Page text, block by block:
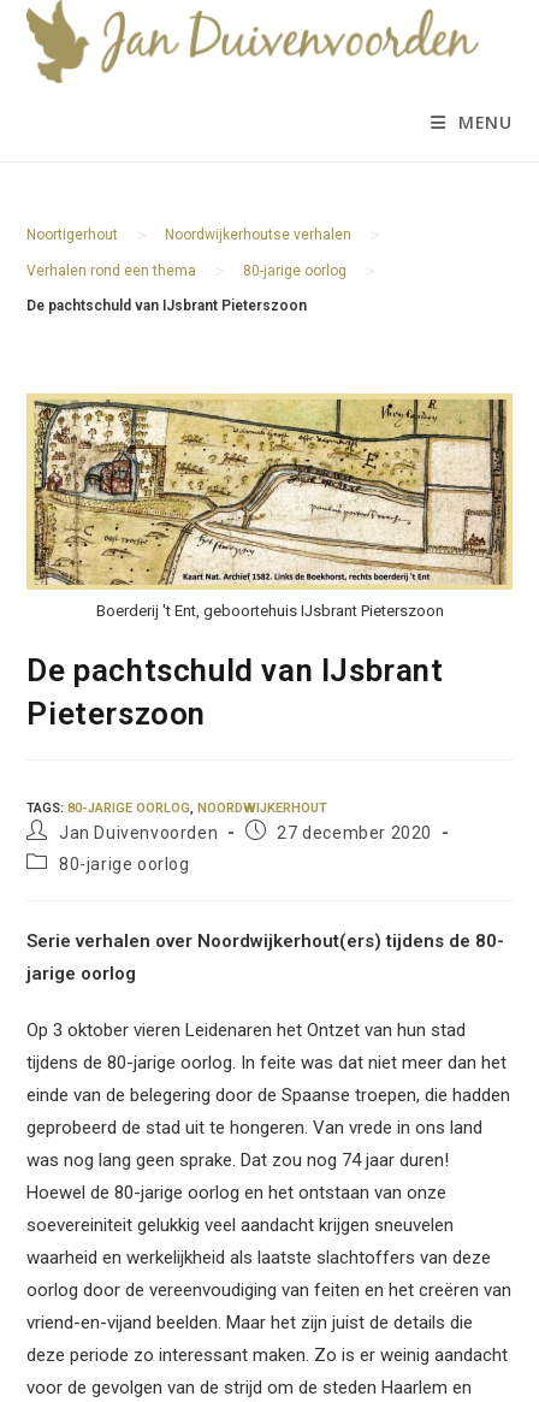
inhoud
MENU
Noortigerhout > Noordwijkerhoutse verhalen >
Verhalen rond een thema > 80-jarige oorlog >
De pachtschuld van IJsbrant Pieterszoon
Boerderij 't Ent, geboortehuis IJsbrant Pieterszoon
De pachtschuld van IJsbrant
Pieterszoon
TAGS:80-JARIGE OORLOG, NOORDWIJKERHOUT
Bericht
auteur:
Jan Duivenvoorden
Bericht27 december 2020
Berichtcategorie:
80-jarige oorlog
Serie verhalen over Noordwijkerhout(ers) tijdens de 80-
jarige oorlog
Op 3 oktober vieren Leidenaren het Ontzet van hun stad
tijdens de 80-jarige oorlog. In feite was dat niet meer dan het
einde van de belegering door de Spaanse troepen, die hadden
geprobeerd de stad uit te hongeren. Van vrede in ons land
was nog lang geen sprake. Dat zou nog 74 jaar duren!
Hoewel de 80-jarige oorlog en het ontstaan van onze
soevereiniteit gelukkig veel aandacht krijgen sneuvelen
waarheid en werkelijkheid als laatste slachtoffers van deze
oorlog door de vereenvoudiging van feiten en het creëren van
vriend-en-vijand beelden. Maar het zijn juist de details die
deze periode zo interessant maken. Zo is er weinig aandacht
voor de gevolgen van de strijd om de steden Haarlem en